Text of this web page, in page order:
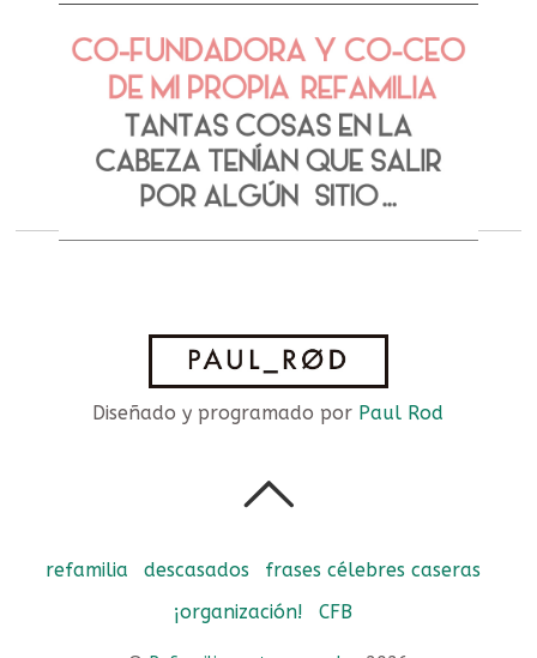
Diseñado y programado por Paul Rod
refamilia descasados
frases célebres caseras
¡organización!
CFB